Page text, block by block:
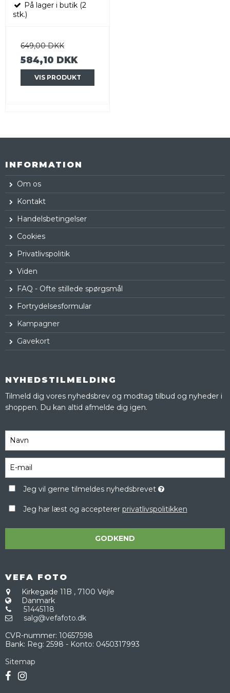
På lager i butik (2
stk.)
649,00 DKK
584,10 DKK
VIS PRODUKT
INFORMATION
Om os
Kontakt
Handelsbetingelser
Cookies
Privatlivspolitik
Viden
FAQ - Ofte stillede spørgsmål
Fortrydelsesformular
Kampagner
Gavekort
NYHEDSTILMELDING
Tilmeld dig vores nyhedsbrev og modtag tilbud og nyheder i
shoppen. Du kan altid afmelde dig igen.
Jeg vil gerne tilmeldes nyhedsbrevet
Jeg har læst og accepterer privatlivspolitikken
GODKEND
VEFA FOTO
Kirkegade 11B , 7100 Vejle
Danmark
51445118
salg@vefafoto.dk
CVR-nummer: 10657598
Bank: Reg: 2598 - Konto: 0450317993
Sitemap